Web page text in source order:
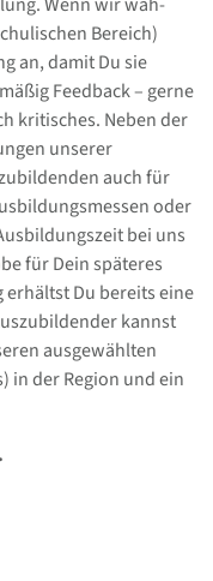
Bereich)
an, damit Du sie
Feedback – gerne
kritisches. Neben der
unserer
auch für
oder
bei uns
für Dein späteres
Du bereits eine
kannst
ausgewählten
in der Region und ein